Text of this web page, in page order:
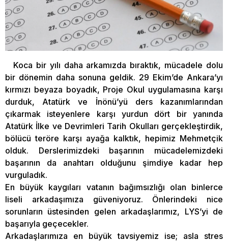
Koca bir yılı daha arkamızda bıraktık, mücadele dolu
bir dönemin daha sonuna geldik. 29 Ekim’de Ankara’yı
kırmızı beyaza boyadık, Proje Okul uygulamasına karşı
durduk, Atatürk ve İnönü’yü ders kazanımlarından
çıkarmak isteyenlere karşı yurdun dört bir yanında
Atatürk İlke ve Devrimleri Tarih Okulları gerçekleştirdik,
bölücü teröre karşı ayağa kalktık, hepimiz Mehmetçik
olduk. Derslerimizdeki başarının mücadelemizdeki
başarının da anahtarı olduğunu şimdiye kadar hep
vurguladık.
En büyük kaygıları vatanın bağımsızlığı olan binlerce
liseli arkadaşımıza güveniyoruz. Önlerindeki nice
sorunların üstesinden gelen arkadaşlarımız, LYS’yi de
başarıyla geçecekler.
Arkadaşlarımıza en büyük tavsiyemiz ise; asla stres